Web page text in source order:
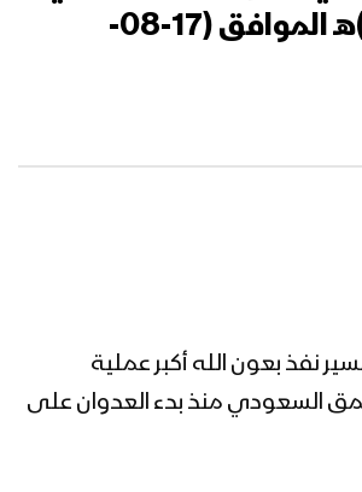
الحجة-1440)هـ الموافق (17-08-
نفذ بعون الله أكبر عملية
السعودي منذ بدء العدوان على